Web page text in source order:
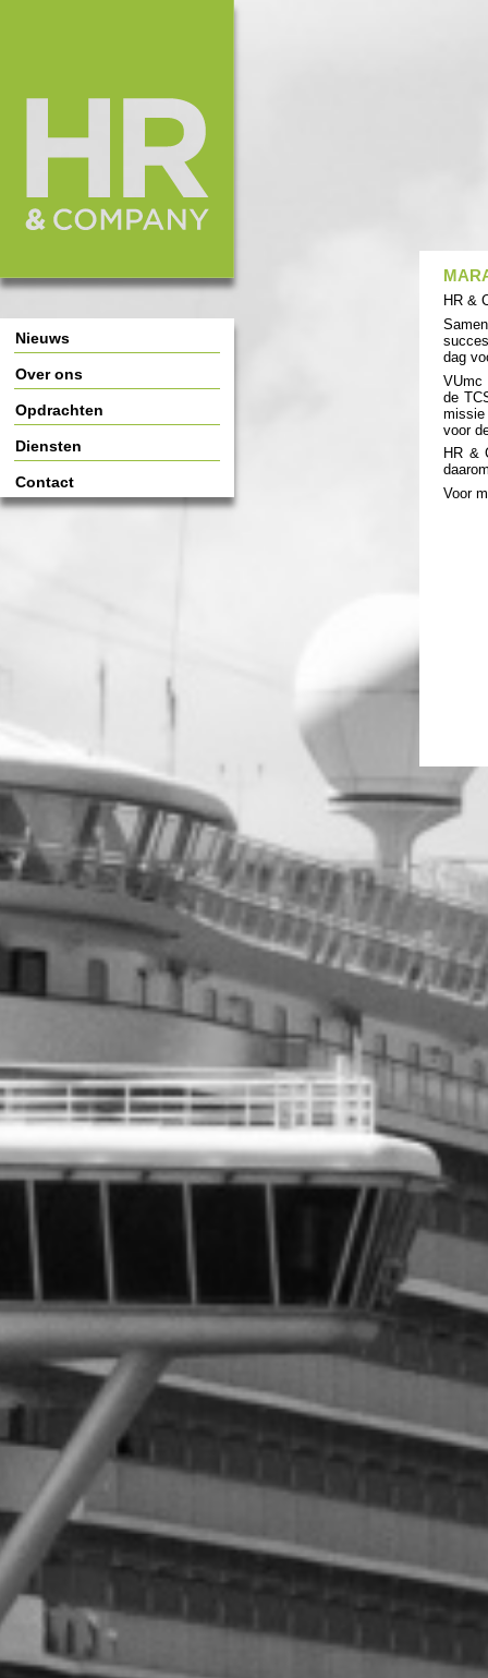
Nieuws
Over ons
Opdrachten
Diensten
Contact
HR &
dag
VUmc
de
voor
HR &
Voor